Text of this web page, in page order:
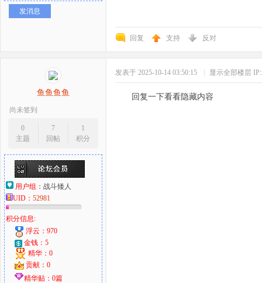
发消息
回复 支持 反对
鱼鱼鱼鱼
尚未签到
0
主题
7
回帖
1
积分
用户组： 战斗矮人
UID： 52981
积分信息:
浮云：970
金钱：5
精华：0
贡献：0
精华贴：0篇
发表于 2025-10-14 03:50:15 显示全部楼层
回复一下看看隐藏内容